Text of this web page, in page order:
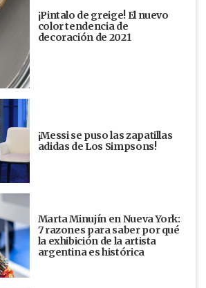
¡Pintalo de greige! El nuevo
color tendencia de
decoración de 2021
¡Messi se puso las zapatillas
adidas de Los Simpsons!
Marta Minujín en Nueva York:
7 razones para saber por qué
la exhibición de la artista
argentina es histórica